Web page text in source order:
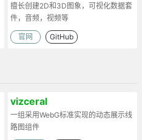
擅长创建2D和3D图象，可视化数据套
件，音频，视频等
官网 GitHub
vizceral
一组采用WebG标准实现的动态展示线
路图组件